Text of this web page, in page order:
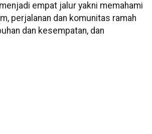
empat jalur yakni memahami
perjalanan dan komunitas ramah
dan kesempatan, dan